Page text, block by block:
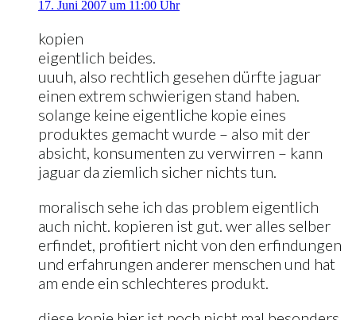
17. Juni 2007 um 11:00 Uhr
kopien
eigentlich beides.
uuuh, also rechtlich gesehen dürfte jaguar
einen extrem schwierigen stand haben.
solange keine eigentliche kopie eines
produktes gemacht wurde – also mit der
absicht, konsumenten zu verwirren – kann
jaguar da ziemlich sicher nichts tun.
moralisch sehe ich das problem eigentlich
auch nicht. kopieren ist gut. wer alles selber
erfindet, profitiert nicht von den erfindungen
und erfahrungen anderer menschen und hat
am ende ein schlechteres produkt.